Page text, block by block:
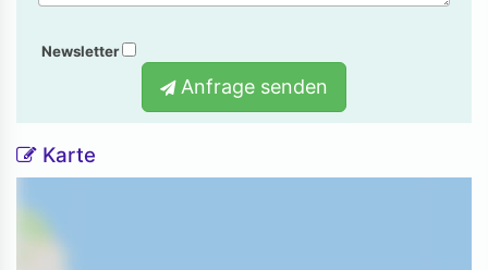
Newsletter
Anfrage senden
Karte